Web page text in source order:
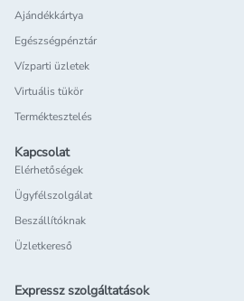
Ajándékkártya
Egészségpénztár
Vízparti üzletek
Virtuális tükör
Terméktesztelés
Kapcsolat
Elérhetőségek
Ügyfélszolgálat
Beszállítóknak
Üzletkereső
Expressz szolgáltatások